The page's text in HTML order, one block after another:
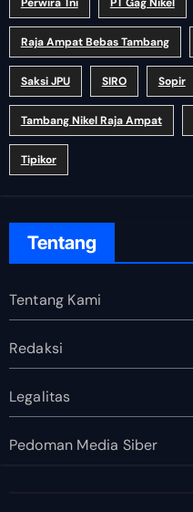
Raja Ampat Bebas Tambang
Saksi JPU SIRO Sopir
Tambang Nikel Raja Ampat
Tipikor
Tentang
Tentang Kami
Redaksi
Legalitas
Pedoman Media Siber